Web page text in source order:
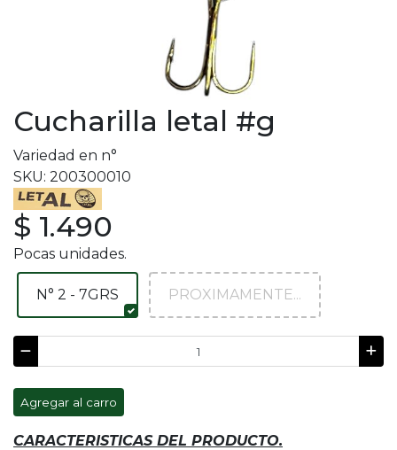
Cucharilla letal #g
Variedad en n°
SKU: 200300010
$ 1.490
Pocas unidades.
N° 2 - 7GRS PROXIMAMENTE...
Agregar al carro
CARACTERISTICAS DEL PRODUCTO.